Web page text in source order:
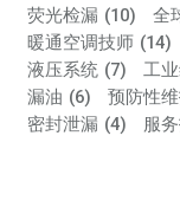
荧光检漏 (10) 全
暖通空调技师 (14)
液压系统 (7) 工
漏油 (6) 预防性
密封泄漏 (4) 服